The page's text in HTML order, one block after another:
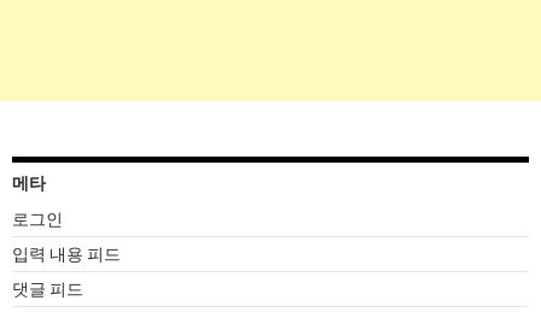
메타
로그인
입력 내용 피드
댓글 피드